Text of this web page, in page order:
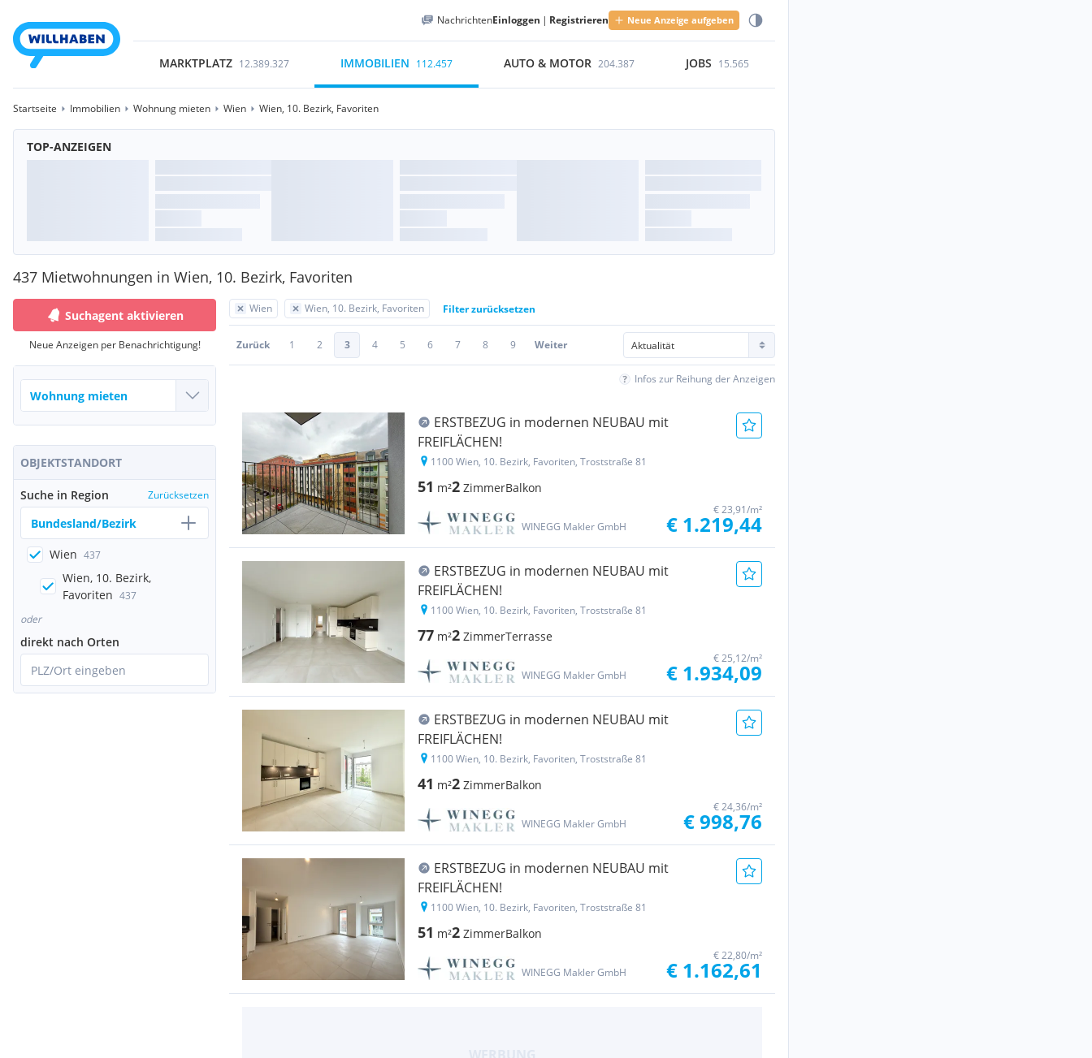
NachrichtenEinloggen | Registrieren Neue Anzeige aufgeben
MARKTPLATZ 12.389.327 IMMOBILIEN 112.457 AUTO & MOTOR 204.387 JOBS 15.565
Startseite Immobilien Wohnung mieten Wien Wien, 10. Bezirk, Favoriten
TOP-ANZEIGEN
437 Mietwohnungen in Wien, 10. Bezirk, Favoriten
Suchagent aktivieren
Neue Anzeigen per Benachrichtigung!
OBJEKTSTANDORT
Suche in Region Zurücksetzen
Bundesland/Bezirk
Wien 437
Wien, 10. Bezirk,
Favoriten 437
oder
direkt nach Orten
PLZ/Ort eingeben
Wien Wien, 10. Bezirk, Favoriten Filter zurücksetzen
Zurück 1 2 3 4 5 6 7 8 9 Weiter
Infos zur Reihung der Anzeigen
ERSTBEZUG in modernen NEUBAU mit
FREIFLÄCHEN!
1100 Wien, 10. Bezirk, Favoriten, Troststraße 81
51 m²2 ZimmerBalkon
WINEGG Makler GmbH
€ 23,91/m²
€ 1.219,44
ERSTBEZUG in modernen NEUBAU mit
FREIFLÄCHEN!
1100 Wien, 10. Bezirk, Favoriten, Troststraße 81
77 m²2 ZimmerTerrasse
WINEGG Makler GmbH
€ 25,12/m²
€ 1.934,09
ERSTBEZUG in modernen NEUBAU mit
FREIFLÄCHEN!
1100 Wien, 10. Bezirk, Favoriten, Troststraße 81
41 m²2 ZimmerBalkon
WINEGG Makler GmbH
€ 24,36/m²
€ 998,76
ERSTBEZUG in modernen NEUBAU mit
FREIFLÄCHEN!
1100 Wien, 10. Bezirk, Favoriten, Troststraße 81
51 m²2 ZimmerBalkon
WINEGG Makler GmbH
€ 22,80/m²
€ 1.162,61